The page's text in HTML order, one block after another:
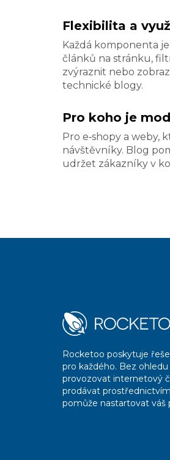
Flexibilita a
Každá komponenta
článků na stránku,
zvýraznit nebo
technické blogy.
Pro koho je
Pro e‑shopy a
návštěvníky. Blog
udržet zákazníky v
Rocketoo poskytuje
pro každého. Bez
provozovat internetový
prodávat
pomůže nastartovat váš